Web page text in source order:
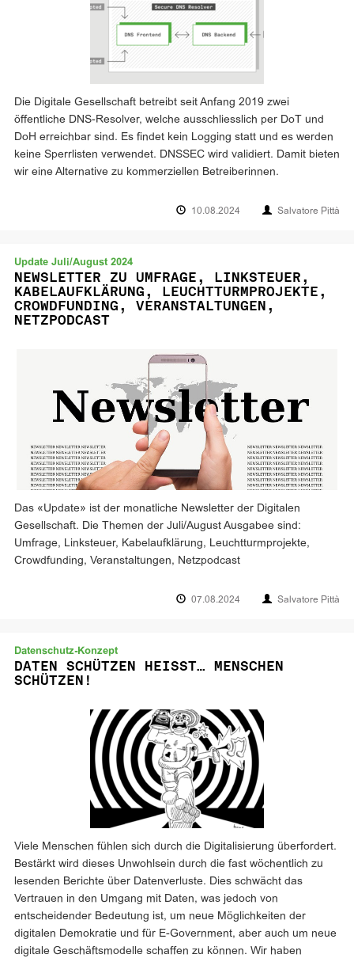
Die Digitale Gesellschaft betreibt seit Anfang 2019 zwei
öffentliche DNS-Resolver, welche ausschliesslich per DoT und
DoH erreichbar sind. Es findet kein Logging statt und es werden
keine Sperrlisten verwendet. DNSSEC wird validiert. Damit bieten
wir eine Alternative zu kommerziellen Betreiberinnen.
10.08.2024 Salvatore Pittà
Update Juli/August 2024
NEWSLETTER ZU UMFRAGE, LINKSTEUER,
KABELAUFKLÄRUNG, LEUCHTTURMPROJEKTE,
CROWDFUNDING, VERANSTALTUNGEN,
NETZPODCAST
Das «Update» ist der monatliche Newsletter der Digitalen
Gesellschaft. Die Themen der Juli/August Ausgabee sind:
Umfrage, Linksteuer, Kabelaufklärung, Leuchtturmprojekte,
Crowdfunding, Veranstaltungen, Netzpodcast
07.08.2024 Salvatore Pittà
Datenschutz-Konzept
DATEN SCHÜTZEN HEISST… MENSCHEN
SCHÜTZEN!
Viele Menschen fühlen sich durch die Digitalisierung überfordert.
Bestärkt wird dieses Unwohlsein durch die fast wöchentlich zu
lesenden Berichte über Datenverluste. Dies schwächt das
Vertrauen in den Umgang mit Daten, was jedoch von
entscheidender Bedeutung ist, um neue Möglichkeiten der
digitalen Demokratie und für E-Government, aber auch um neue
digitale Geschäftsmodelle schaffen zu können. Wir haben